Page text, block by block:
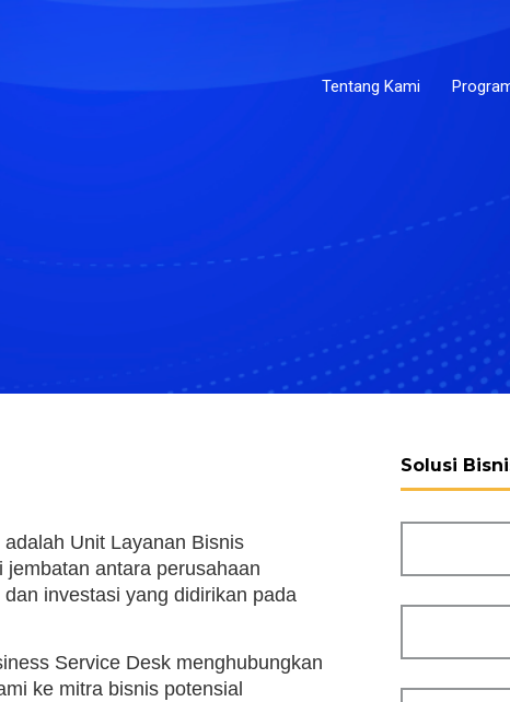
Tentang Kami
Unit Layanan Bisnis
antara perusahaan
investasi yang didirikan pada
Service Desk menghubungkan
ke mitra bisnis potensial
Solusi